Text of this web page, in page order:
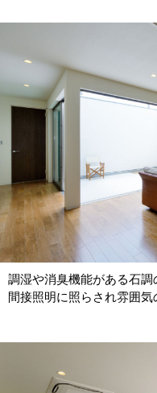
調湿や消臭機能がある石調
間接照明に照らされ雰囲気